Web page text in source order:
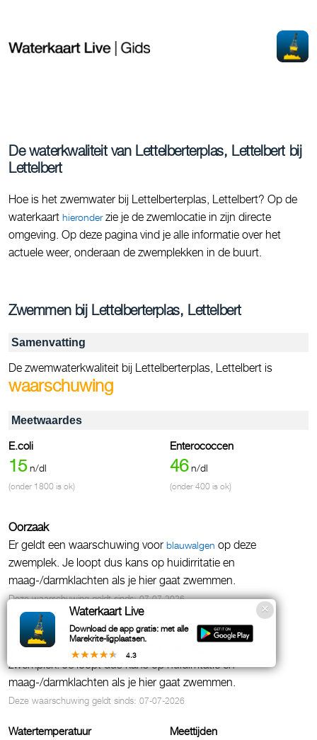
De waterkwaliteit van Lettelberterplas, Lettelbert bij
Lettelbert
Hoe is het zwemwater bij Lettelberterplas, Lettelbert? Op de
waterkaart hieronderzie je de zwemlocatie in zijn directe
omgeving. Op deze pagina vind je alle informatie over het
actuele weer, onderaan de zwemplekken in de buurt.
Zwemmen bij Lettelberterplas, Lettelbert
Samenvatting
De zwemwaterkwaliteit bij Lettelberterplas, Lettelbert is
waarschuwing
Meetwaardes
E.coli
15 n/dl
(onder 1800 is ok)
Enterococcen
46 n/dl
(onder 400 is ok)
Oorzaak
Er geldt een waarschuwing voor blauwalgen op deze
zwemplek. Je loopt dus kans op huidirritatie en
maag-/darmklachten als je hier gaat zwemmen.
Deze waarschuwing geldt sinds:07-07-2026
Extra waarschuwing
Er geldt een waarschuwing voor
op deze
zwemplek. Je loopt dus kans op huidirritatie en
maag-/darmklachten als je hier gaat zwemmen.
Deze waarschuwing geldt sinds: 07-07-2026
Watertemperatuur Meettijden
Waterkaart Live
Download de app gratis: met alle
Marekrite-ligplaatsen.
4.3